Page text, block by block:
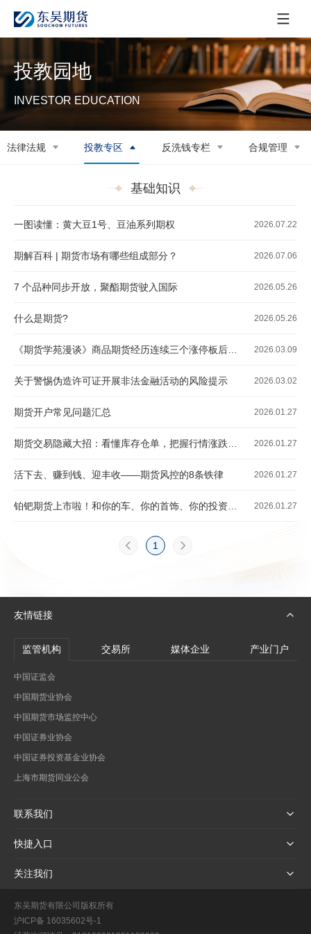
投教园地
INVESTOR EDUCATION
法律法规 投教专区 反洗钱专栏 合规管理
基础知识
一图读懂：黄大豆1号、豆油系列期权 2026.07.22
期解百科 | 期货市场有哪些组成部分？ 2026.07.06
7 个品种同步开放，聚酯期货驶入国际 2026.05.26
什么是期货? 2026.05.26
《期货学苑漫谈》商品期货经历连续三个涨停板后，交易所可以采取哪些措施？ 2026.03.09
关于警惕伪造许可证开展非法金融活动的风险提示 2026.03.02
期货开户常见问题汇总 2026.01.27
期货交易隐藏大招：看懂库存仓单，把握行情涨跌先机！ 2026.01.27
活下去、赚到钱、迎丰收——期货风控的8条铁律 2026.01.27
铂钯期货上市啦！和你的车、你的首饰、你的投资都相关 2026.01.27
1
友情链接
监管机构 交易所 媒体企业 产业门户
中国证监会
中国期货业协会
中国期货市场监控中心
中国证券业协会
中国证券投资基金业协会
上海市期货同业公会
联系我们
快捷入口
关注我们
东吴期货有限公司版权所有
沪ICP备 16035602号-1